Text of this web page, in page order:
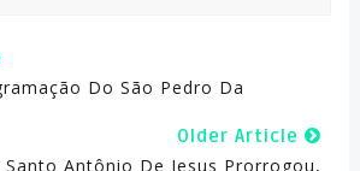
Do São Pedro Da
Older Article
Antônio De Jesus Prorrogou,